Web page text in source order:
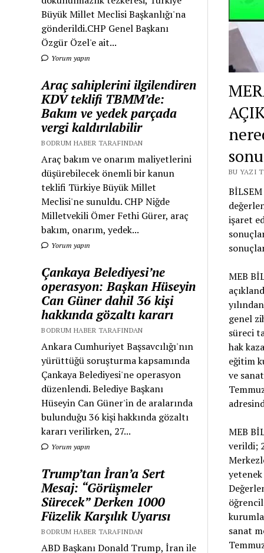
Büyük Millet Meclisi Başkanlığı'na
gönderildi.CHP Genel Başkanı
Özgür Özel'e ait...
Yorum yapın
Araç sahiplerini ilgilendiren
KDV teklifi TBMM’de:
Bakım ve yedek parçada
vergi kaldırılabilir
BODRUM HABER TARAFINDAN
Araç bakım ve onarım maliyetlerini
düşürebilecek önemli bir kanun
teklifi Türkiye Büyük Millet
Meclisi'ne sunuldu. CHP Niğde
Milletvekili Ömer Fethi Gürer, araç
bakım, onarım, yedek...
Yorum yapın
Çankaya Belediyesi’ne
operasyon: Başkan Hüseyin
Can Güner dahil 36 kişi
hakkında gözaltı kararı
BODRUM HABER TARAFINDAN
Ankara Cumhuriyet Başsavcılığı'nın
yürüttüğü soruşturma kapsamında
Çankaya Belediyesi'ne operasyon
düzenlendi. Belediye Başkanı
Hüseyin Can Güner'in de aralarında
bulunduğu 36 kişi hakkında gözaltı
kararı verilirken, 27...
Yorum yapın
Trump’tan İran’a Sert
Mesaj: “Görüşmeler
Sürecek” Derken 1000
Füzelik Karşılık Uyarısı
BODRUM HABER TARAFINDAN
ABD Başkanı Donald Trump, İran ile
BU YAZI
işaret
MEB
genel
süreci
hak
eğitim
ve
MEB
verildi;
sanat